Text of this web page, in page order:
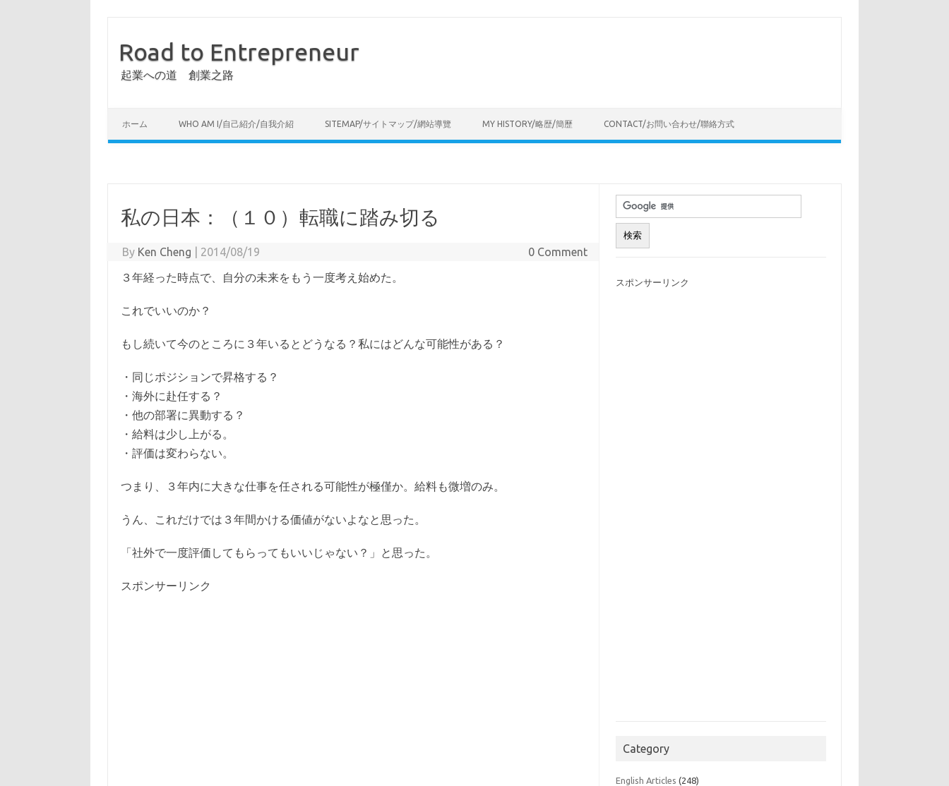
Road to Entrepreneur
起業への道 創業之路
ホーム WHO AM I/自己紹介/自我介紹 SITEMAP/サイトマップ/網站導覽 MY HISTORY/略歴/簡歷 CONTACT/お問い合わせ/聯絡方式
私の日本：（１０）転職に踏み切る
By Ken Cheng 2014/08/19
0 Comment
３年経った時点で、自分の未来をもう一度考え始めた。
これでいいのか？
もし続いて今のところに３年いるとどうなる？私にはどんな可能性がある？
・同じポジションで昇格する？
・海外に赴任する？
・他の部署に異動する？
・給料は少し上がる。
・評価は変わらない。
つまり、３年内に大きな仕事を任される可能性が極僅か。給料も微増のみ。
うん、これだけでは３年間かける価値がないよなと思った。
「社外で一度評価してもらってもいいじゃない？」と思った。
スポンサーリンク
スポンサーリンク
Category
English Articles (248)